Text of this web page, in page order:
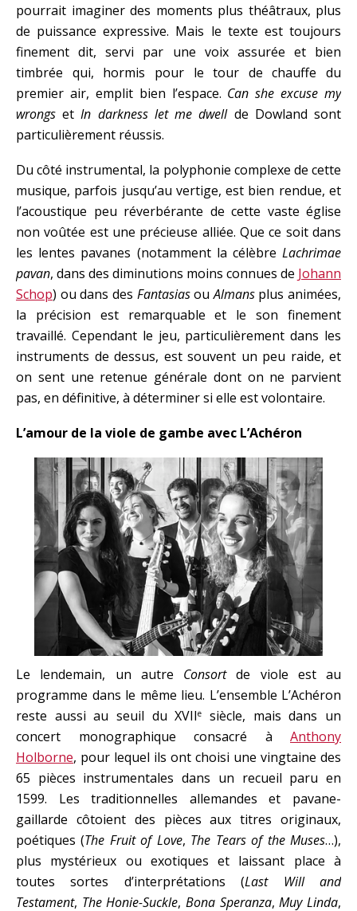
pourrait imaginer des moments plus théâtraux, plus
de puissance expressive. Mais le texte est toujours
finement dit, servi par une voix assurée et bien
timbrée qui, hormis pour le tour de chauffe du
premier air, emplit bien l’espace. Can she excuse my
wrongs etIn darkness let me dwellde Dowland sont
particulièrement réussis.
Du côté instrumental, la polyphonie complexe de cette
musique, parfois jusqu’au vertige, est bien rendue, et
l’acoustique peu réverbérante de cette vaste église
non voûtée est une précieuse alliée. Que ce soit dans
les lentes pavanes (notamment la célèbre Lachrimae
pavan, dans des diminutions moins connues de Johann
Schop) ou dans des FantasiasouAlmansplus animées,
la précision est remarquable et le son finement
travaillé. Cependant le jeu, particulièrement dans les
instruments de dessus, est souvent un peu raide, et
on sent une retenue générale dont on ne parvient
pas, en définitive, à déterminer si elle est volontaire.
L’amour de la viole de gambe avec L’Achéron
Le lendemain, un autre Consortde viole est au
programme dans le même lieu. L’ensemble L’Achéron
reste aussi au seuil du XVIIe
siècle, mais dans un
concert monographique consacré à Anthony
Holborne, pour lequel ils ont choisi une vingtaine des
65 pièces instrumentales dans un recueil paru en
1599. Les traditionnelles allemandes et pavane-
gaillarde côtoient des pièces aux titres originaux,
poétiques (The Fruit of Love, The Tears of the Muses…),
plus mystérieux ou exotiques et laissant place à
toutes sortes d’interprétations (Last Will and
Testament, The Honie-Suckle,Bona Speranza,Muy Linda,